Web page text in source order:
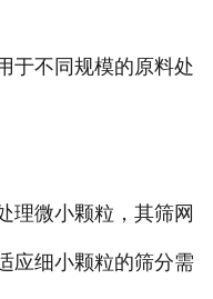
不同规模的原料处
微小颗粒，其筛网
应细小颗粒的筛分需